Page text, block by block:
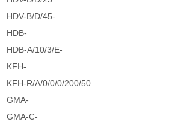
HDV-B/D/45-
HDB-
HDB-A/10/3/E-
KFH-
KFH-R/A/0/0/0/200/50
GMA-
GMA-C-